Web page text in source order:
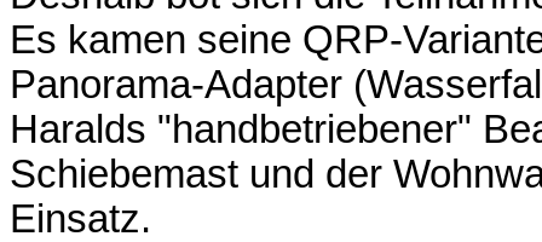
Es kamen seine QRP-
Panorama-Adapter
Haralds "handbetriebener"
Schiebemast und der
Einsatz.